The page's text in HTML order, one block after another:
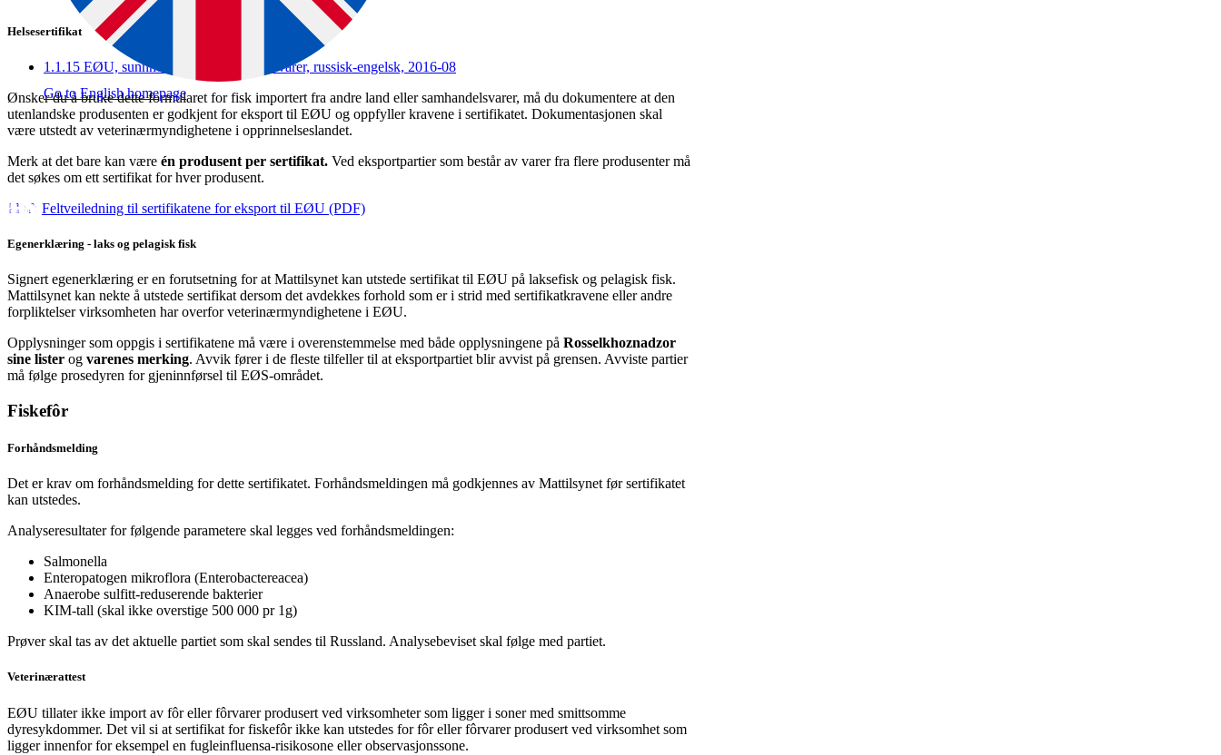
Go to English homepage
Helsesertifikat
1.1.15 EØU, sunnhetsattest, fisk og fiskevarer, russisk-engelsk, 2016-08
Ønsker du å bruke dette formularet for fisk importert fra andre land eller samhandelsvarer, må du dokumentere at den
utenlandske produsenten er godkjent for eksport til EØU og oppfyller kravene i sertifikatet. Dokumentasjonen skal
være utstedt av veterinærmyndighetene i opprinnelseslandet.
Merk at det bare kan være én produsent per sertifikat. Ved eksportpartier som består av varer fra flere produsenter må
det søkes om ett sertifikat for hver produsent.
Feltveiledning til sertifikatene for eksport til EØU (PDF)
Egenerklæring - laks og pelagisk fisk
Signert egenerklæring er en forutsetning for at Mattilsynet kan utstede sertifikat til EØU på laksefisk og pelagisk fisk.
Mattilsynet kan nekte å utstede sertifikat dersom det avdekkes forhold som er i strid med sertifikatkravene eller andre
forpliktelser virksomheten har overfor veterinærmyndighetene i EØU.
Opplysninger som oppgis i sertifikatene må være i overenstemmelse med både opplysningene på Rosselkhoznadzor
sine lister og varenes merking. Avvik fører i de fleste tilfeller til at eksportpartiet blir avvist på grensen. Avviste partier
må følge prosedyren for gjeninnførsel til EØS-området.
Fiskefôr
Forhåndsmelding
Det er krav om forhåndsmelding for dette sertifikatet. Forhåndsmeldingen må godkjennes av Mattilsynet før sertifikatet
kan utstedes.
Analyseresultater for følgende parametere skal legges ved forhåndsmeldingen:
Salmonella
Enteropatogen mikroflora (Enterobactereacea)
Anaerobe sulfitt-reduserende bakterier
KIM-tall (skal ikke overstige 500 000 pr 1g)
Prøver skal tas av det aktuelle partiet som skal sendes til Russland. Analysebeviset skal følge med partiet.
Veterinærattest
EØU tillater ikke import av fôr eller fôrvarer produsert ved virksomheter som ligger i soner med smittsomme
dyresykdommer. Det vil si at sertifikat for fiskefôr ikke kan utstedes for fôr eller fôrvarer produsert ved virksomhet som
ligger innenfor for eksempel en fugleinfluensa-risikosone eller observasjonssone.